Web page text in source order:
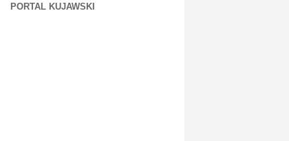
PORTAL KUJAWSKI